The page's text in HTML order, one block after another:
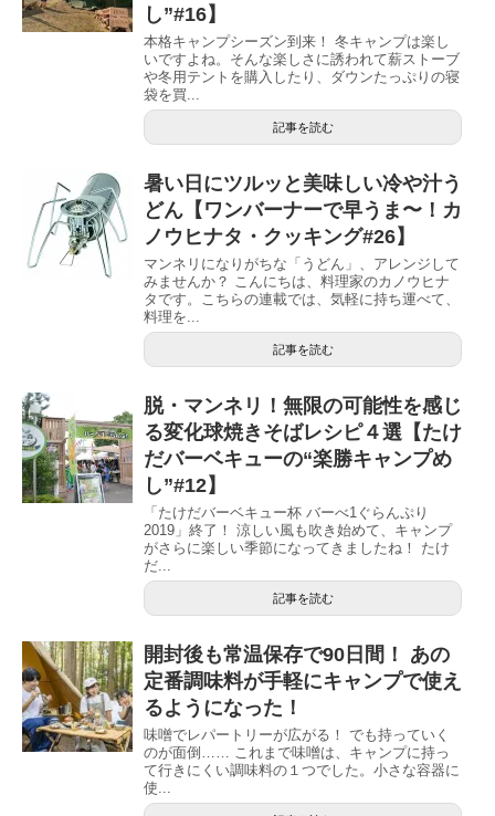
し”#16】
本格キャンプシーズン到来！ 冬キャンプは楽し
いですよね。そんな楽しさに誘われて薪ストーブ
や冬用テントを購入したり、ダウンたっぷりの寝
袋を買...
記事を読む
暑い日にツルッと美味しい冷や汁う
どん【ワンバーナーで早うま〜！カ
ノウヒナタ・クッキング#26】
マンネリになりがちな「うどん」、アレンジして
みませんか？ こんにちは、料理家のカノウヒナ
タです。こちらの連載では、気軽に持ち運べて、
料理を...
記事を読む
脱・マンネリ！無限の可能性を感じ
る変化球焼きそばレシピ４選【たけ
だバーベキューの“楽勝キャンプめ
し”#12】
「たけだバーベキュー杯 バーべ1ぐらんぷり
2019」終了！ 涼しい風も吹き始めて、キャンプ
がさらに楽しい季節になってきましたね！ たけ
だ...
記事を読む
開封後も常温保存で90日間！ あの
定番調味料が手軽にキャンプで使え
るようになった！
味噌でレパートリーが広がる！ でも持っていく
のが面倒…… これまで味噌は、キャンプに持っ
て行きにくい調味料の１つでした。小さな容器に
使...